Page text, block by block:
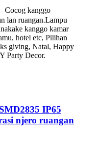
Cocog kanggo
lan ruangan.Lampu
kanggo kamar
hotel etc, Pilihan
giving, Natal, Happy
Party Decor.
IP65
njero ruangan